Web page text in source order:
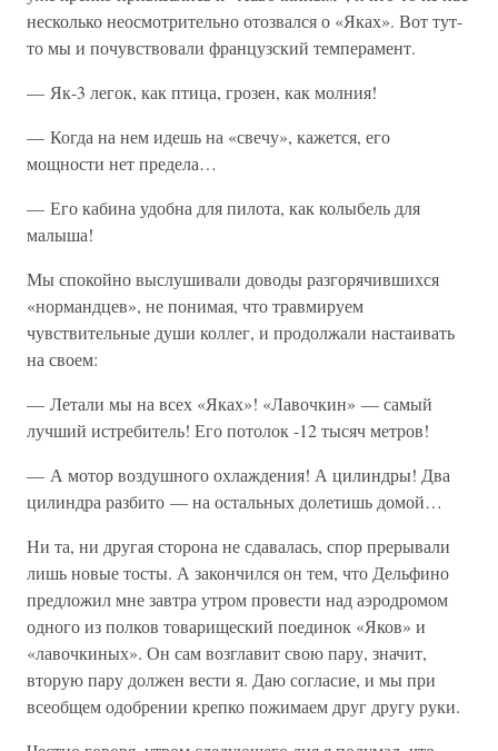
несколько неосмотрительно отозвался о «Яках». Вот тут-
то мы и почувствовали французский темперамент.
— Як-3 легок, как птица, грозен, как молния!
— Когда на нем идешь на «свечу», кажется, его
мощности нет предела…
— Его кабина удобна для пилота, как колыбель для
малыша!
Мы спокойно выслушивали доводы разгорячившихся
«нормандцев», не понимая, что травмируем
чувствительные души коллег, и продолжали настаивать
на своем:
— Летали мы на всех «Яках»! «Лавочкин» — самый
лучший истребитель! Его потолок -12 тысяч метров!
— А мотор воздушного охлаждения! А цилиндры! Два
цилиндра разбито — на остальных долетишь домой…
Ни та, ни другая сторона не сдавалась, спор прерывали
лишь новые тосты. А закончился он тем, что Дельфино
предложил мне завтра утром провести над аэродромом
одного из полков товарищеский поединок «Яков» и
«лавочкиных». Он сам возглавит свою пару, значит,
вторую пару должен вести я. Даю согласие, и мы при
всеобщем одобрении крепко пожимаем друг другу руки.